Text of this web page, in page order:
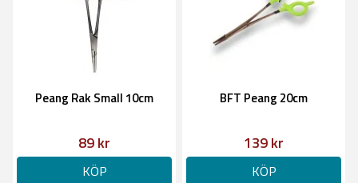
Peang Rak Small 10cm
89 kr
KÖP
BFT Peang 20cm
139 kr
KÖP